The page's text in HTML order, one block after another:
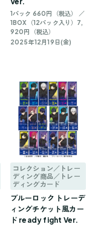
1パック 660円（税込） ／
1BOX（12パック入り）7,
920円（税込）
2025年12月19日(金)
コレクション／トレー
ディング商品／トレー
ディングカード
ブルーロック トレーデ
ィングチケット風カー
ド ready fight Ver.